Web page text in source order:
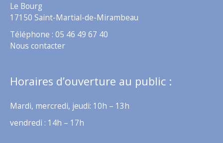
Le Bourg
17150 Saint-Martial-de-Mirambeau
Téléphone : 05 46 49 67 40
Nous contacter
Horaires d’ouverture au public :
Mardi, mercredi, jeudi: 10h – 13h
vendredi : 14h – 17h